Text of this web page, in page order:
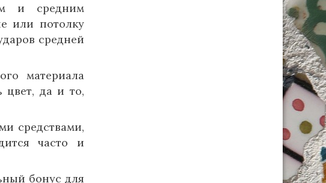
и средним
или потолку
средней
материала
цвет, да и то,
средствами,
часто и
бонус для